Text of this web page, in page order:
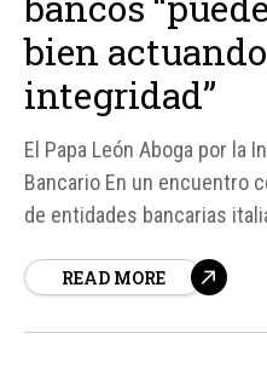
bien
integridad”
El Papa León Aboga por la
Bancario En un encuentro
de entidades bancarias
desempeñar el sector
READ MORE